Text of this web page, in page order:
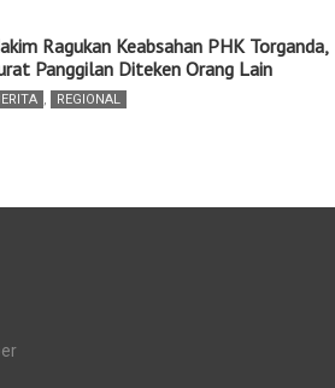
Ragukan Keabsahan PHK Torganda,
Panggilan Diteken Orang Lain
, REGIONAL